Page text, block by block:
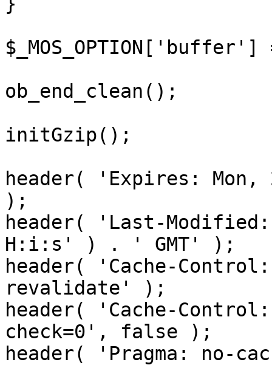
ob_end_clean();
initGzip();
header( 'Expires: Mon,
);
header( 'Last-
H:i:s' ) . ' GMT' );
header( 'Cache-
revalidate' );
header( 'Cache-
check=0', false );
header( 'Pragma: no-